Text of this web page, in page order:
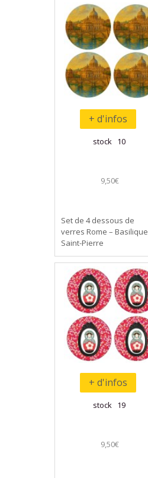
+ d'infos
stock 10
9,50€
Set de 4 dessous de
verres Rome – Basilique
Saint-Pierre
+ d'infos
stock 19
9,50€